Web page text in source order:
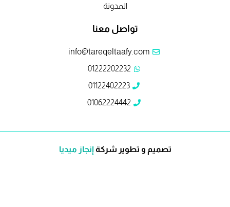
المدونة
تواصل معنا
info@tareqeltaafy.com
01222202232
01122402223
01062224442
تصميم و تطوير شركةإنجاز ميديا